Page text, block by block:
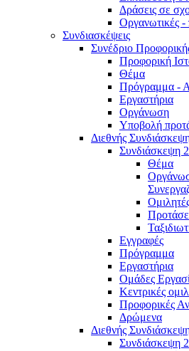
Δράσεις σε
Οργανωτικές -
Συνδιασκέψεις
Συνέδριο
Προφορική
Θέμα
Πρόγραμμα -
Εργαστήρια
Οργάνωση
Υποβολή
Διεθνής
Συνδιάσκεψη
Θέμα
Εγγραφές
Πρόγραμμα
Εργαστήρια
Ομάδες
Κεντρικές
Προφορικές
Δρώμενα
Διεθνής
Συνδιάσκεψη